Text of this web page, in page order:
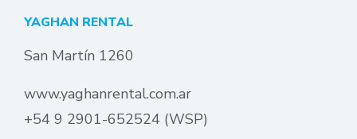
YAGHAN RENTAL
San Martín 1260
www.yaghanrental.com.ar
+54 9 2901-652524 (WSP)